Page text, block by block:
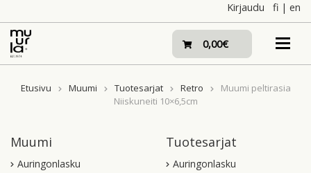
to
content
Kirjaudu fi | en
0,00€
Etusivu Muumi Tuotesarjat Retro
Muumi peltirasia
Niiskuneiti 10×6,5cm
Muumi
Auringonlasku
Tuotesarjat
Auringonlasku